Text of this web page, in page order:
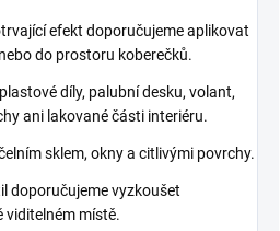
efekt doporučujeme aplikovat
do prostoru koberečků.
díly, palubní desku, volant,
ani lakované části interiéru.
sklem, okny a citlivými povrchy.
doporučujeme vyzkoušet
viditelném místě.